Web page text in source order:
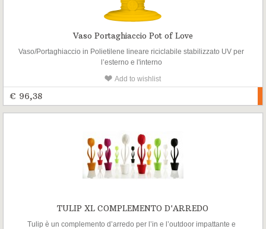
Vaso Portaghiaccio Pot of Love
Vaso/Portaghiaccio in Polietilene lineare riciclabile stabilizzato UV per
l’esterno e l'interno
Add to wishlist
€ 96,38
TULIP XL COMPLEMENTO D'ARREDO
Tulip è un complemento d’arredo per l’in e l’outdoor impattante e